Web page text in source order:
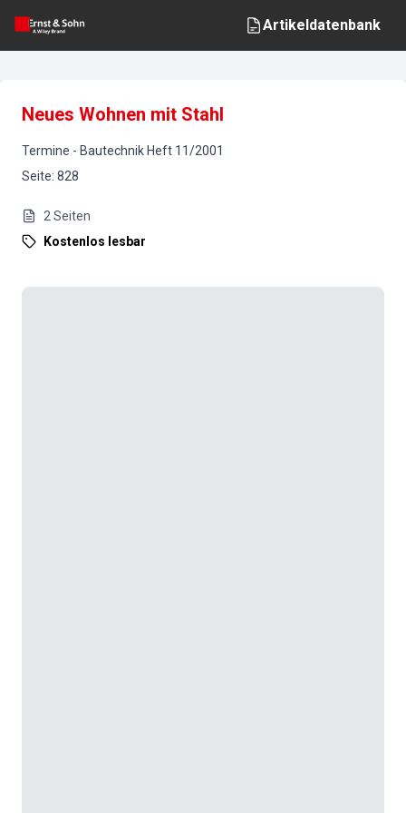
Artikeldatenbank
Neues Wohnen mit Stahl
Termine - Bautechnik Heft 11/2001
Seite: 828
2 Seiten
Kostenlos lesbar